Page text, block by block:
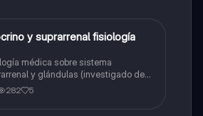
y suprarrenal fisiología
sobre sistema
y glándulas (investigado de
hall , irá fox y netter )
282 5